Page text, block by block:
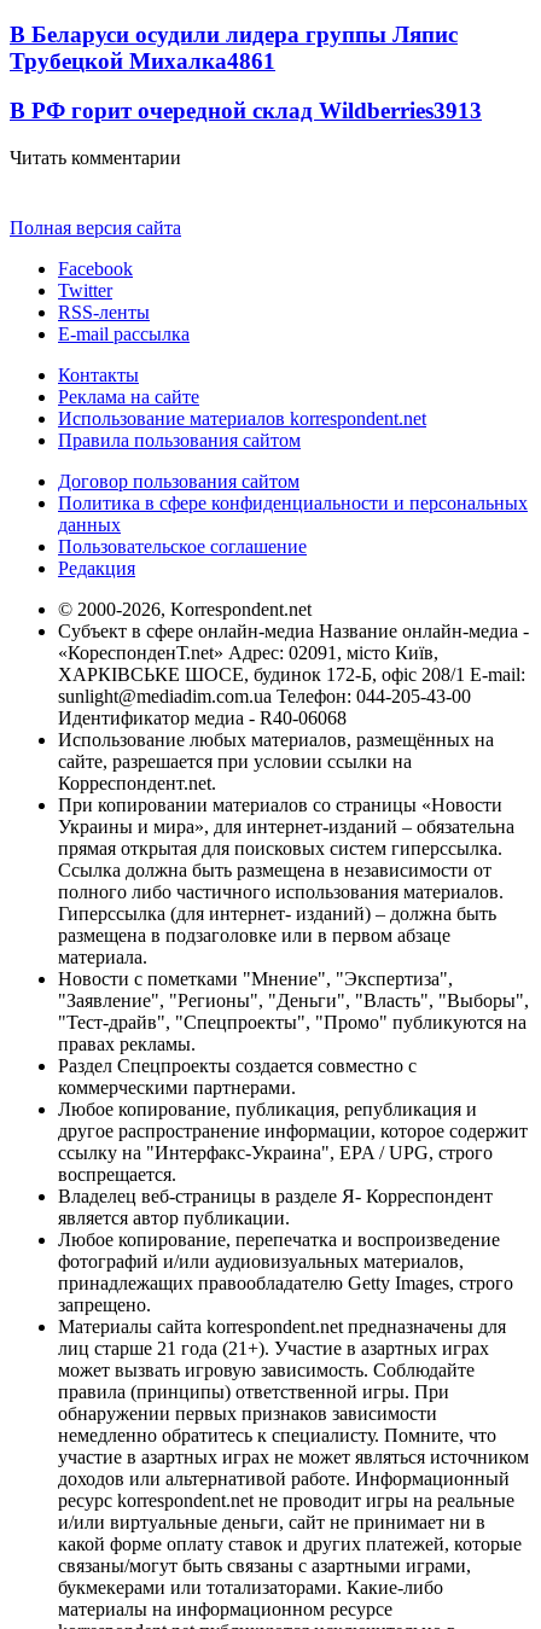
В Беларуси осудили лидера группы Ляпис
Трубецкой Михалка4861
В РФ горит очередной склад Wildberries3913
Читать комментарии
Полная версия сайта
Facebook
Twitter
RSS-ленты
E-mail рассылка
Контакты
Реклама на сайте
Использование материалов korrespondent.net
Правила пользования сайтом
Договор пользования сайтом
Политика в сфере конфиденциальности и персональных
данных
Пользовательское соглашение
Редакция
© 2000-2026, Korrespondent.net
Субъект в сфере онлайн-медиа Название онлайн-медиа -
«КореспонденТ.net» Адрес: 02091, місто Київ,
ХАРКІВСЬКЕ ШОСЕ, будинок 172-Б, офіс 208/1 E-mail:
sunlight@mediadim.com.ua Телефон: 044-205-43-00
Идентификатор медиа - R40-06068
Использование любых материалов, размещённых на
сайте, разрешается при условии ссылки на
Корреспондент.net.
При копировании материалов со страницы «Новости
Украины и мира», для интернет-изданий – обязательна
прямая открытая для поисковых систем гиперссылка.
Ссылка должна быть размещена в независимости от
полного либо частичного использования материалов.
Гиперссылка (для интернет- изданий) – должна быть
размещена в подзаголовке или в первом абзаце
материала.
Новости с пометками "Мнение", "Экспертиза",
"Заявление", "Регионы", "Деньги", "Власть", "Выборы",
"Тест-драйв", "Спецпроекты", "Промо" публикуются на
правах рекламы.
Раздел Спецпроекты создается совместно с
коммерческими партнерами.
Любое копирование, публикация, републикация и
другое распространение информации, которое содержит
ссылку на "Интерфакс-Украина", EPA / UPG, строго
воспрещается.
Владелец веб-страницы в разделе Я- Корреспондент
является автор публикации.
Любое копирование, перепечатка и воспроизведение
фотографий и/или аудиовизуальных материалов,
принадлежащих правообладателю Getty Images, строго
запрещено.
Материалы сайта korrespondent.net предназначены для
лиц старше 21 года (21+). Участие в азартных играх
может вызвать игровую зависимость. Соблюдайте
правила (принципы) ответственной игры. При
обнаружении первых признаков зависимости
немедленно обратитесь к специалисту. Помните, что
участие в азартных играх не может являться источником
доходов или альтернативой работе. Информационный
ресурс korrespondent.net не проводит игры на реальные
и/или виртуальные деньги, сайт не принимает ни в
какой форме оплату ставок и других платежей, которые
связаны/могут быть связаны с азартными играми,
букмекерами или тотализаторами. Какие-либо
материалы на информационном ресурсе